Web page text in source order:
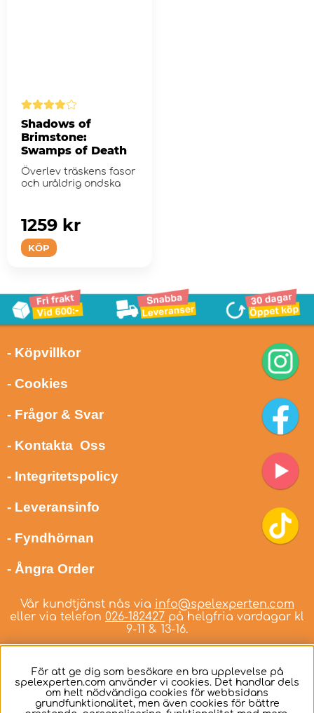
Shadows of
Brimstone:
Swamps of Death
Överlev träskens fasor
och uråldrig ondska
KÖP
1259 kr
- Köpvillkor
- Cookies
- Frågor & Svar
- Kontakta Oss
- Integritetspolicy
- Leveransinfo
- Fyndhörnan
- Ångra Order
Vår kundtjänst nås via info@spelexperten.com
eller via telefon 026-182427 på helgfria vardagar kl
9-11 & 13-16.
Svenska
För att ge dig som besökare en bra upplevelse på
spelexperten.com använder vi cookies. Det handlar dels
om helt nödvändiga cookies för webbsidans
grundfunktionalitet, men även cookies för bättre